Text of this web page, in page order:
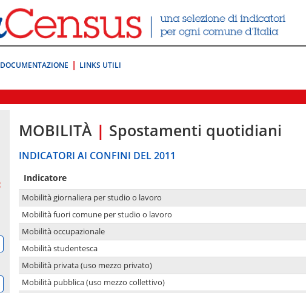
DOCUMENTAZIONE LINKS UTILI
MOBILITÀ | Spostamenti quotidiani
INDICATORI AI CONFINI DEL 2011
Indicatore
Mobilità giornaliera per studio o lavoro
Mobilità fuori comune per studio o lavoro
Mobilità occupazionale
Mobilità studentesca
Mobilità privata (uso mezzo privato)
Mobilità pubblica (uso mezzo collettivo)